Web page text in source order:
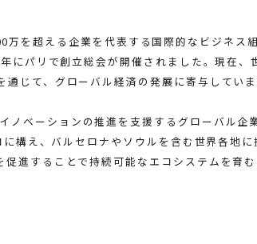
を超える企業を代表する国際的なビジネス
にパリで創立総会が開催されました。現在、
じて、グローバル経済の発展に寄与していま
ベーションの推進を支援するグローバル企
構え、バルセロナやソウルを含む世界各地に
進することで持続可能なエコシステムを育む